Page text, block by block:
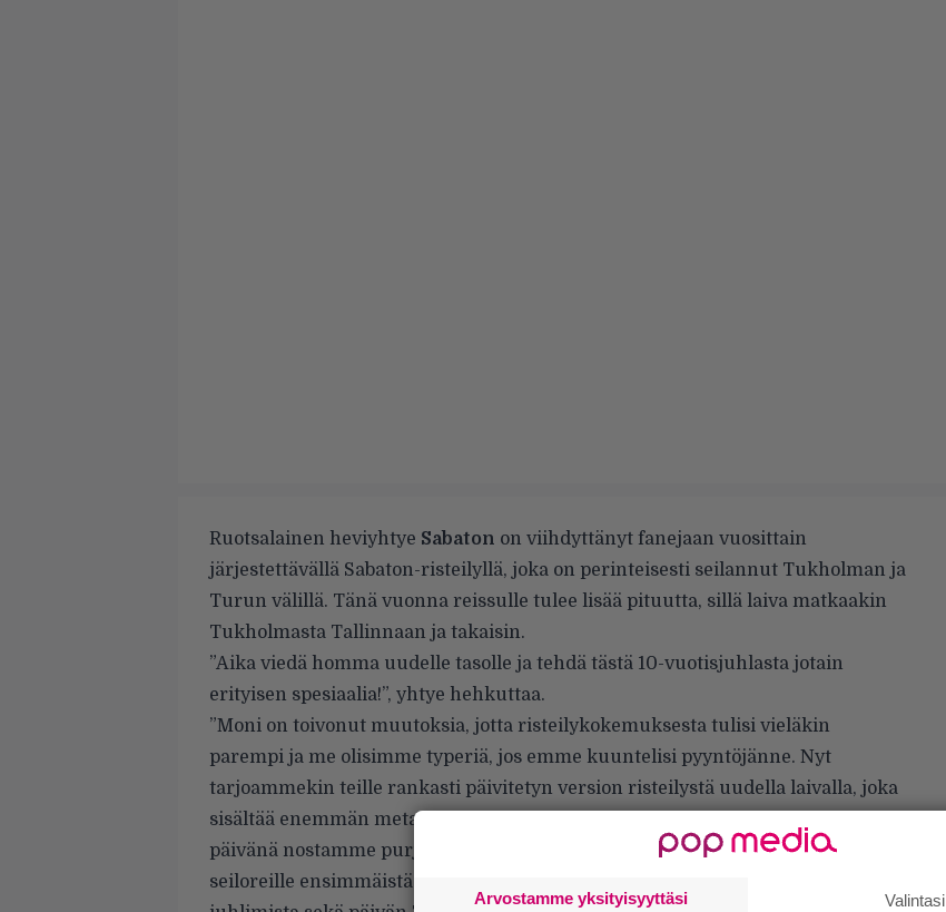
Ruotsalainen heviyhtye Sabaton on viihdyttänyt fanejaan vuosittain
järjestettävällä Sabaton-risteilyllä, joka on perinteisesti seilannut Tukholman ja
Turun välillä. Tänä vuonna reissulle tulee lisää pituutta, sillä laiva matkaakin
Tukholmasta Tallinnaan ja takaisin.
”Aika viedä homma uudelle tasolle ja tehdä tästä 10-vuotisjuhlasta jotain
erityisen spesiaalia!”, yhtye hehkuttaa.
”Moni on toivonut muutoksia, jotta risteilykokemuksesta tulisi vieläkin
parempi ja me olisimme typeriä, jos emme kuuntelisi pyyntöjänne. Nyt
tarjoammekin teille rankasti päivitetyn version risteilystä uudella laivalla, joka
sisältää enemmän metallia, tonneja ja Sabatonia. Joulukuun ensimmäisenä
päivänä nostamme purjeet Tukholmasta kohti Viroa ja tarjoamme kaikille
seiloreille ensimmäistä kertaa tuplapitkän matkan – kaksi täyttä iltaa
Arvostamme yksityisyyttäsi Valintasi